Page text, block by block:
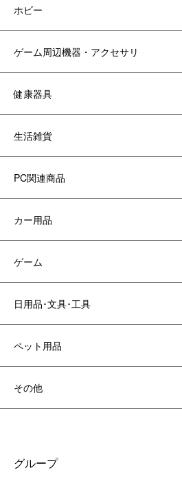
ホビー
ゲーム周辺機器・アクセサリ
健康器具
生活雑貨
PC関連商品
カー用品
ゲーム
日用品･文具･工具
ペット用品
その他
グループ